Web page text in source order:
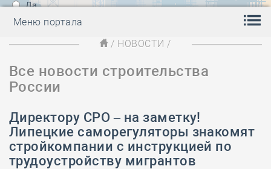
Да
Меню портала
/ НОВОСТИ /
Все новости строительства
России
Директору СРО – на заметку!
Липецкие саморегуляторы знакомят
стройкомпании с инструкцией по
трудоустройству мигрантов